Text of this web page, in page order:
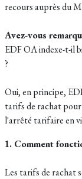
recours auprès du
Avez-vous
EDF OA indexe-t-il
?
Oui, en principe,
tarifs de rachat
l'arrêté tarifaire en
1. Comment
Les tarifs de rachat